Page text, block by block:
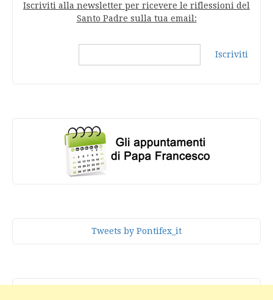
Iscriviti alla newsletter per ricevere le riflessioni del
Santo Padre sulla tua email:
Iscriviti
Tweets by Pontifex_it